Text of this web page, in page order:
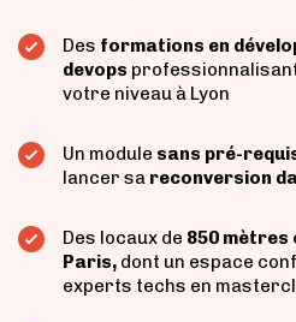
Des formations en
devops
votre niveau à Lyon
Un module sans pré-
lancer sa reconversion
Des locaux de 850 mètres
Paris, dont un espace
experts techs en